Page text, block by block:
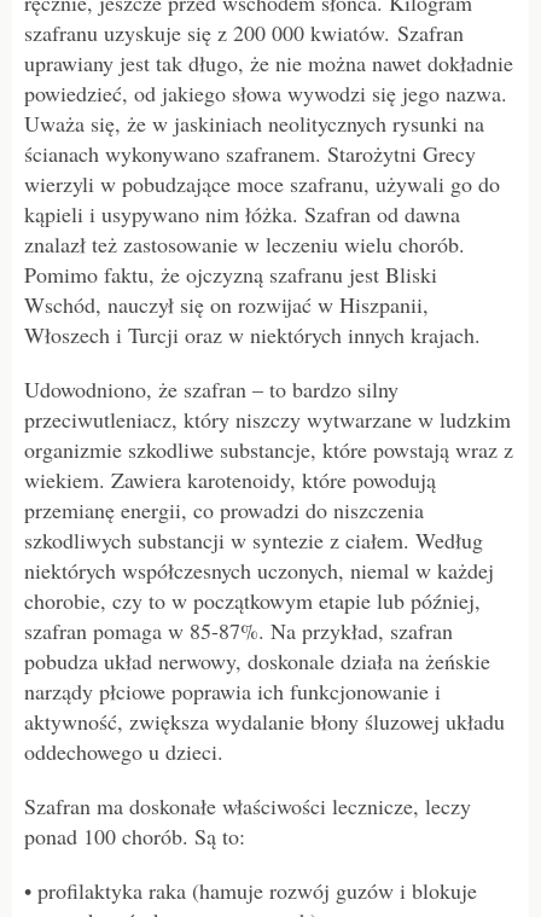
szafranu uzyskuje się z 200 000 kwiatów. Szafran
uprawiany jest tak długo, że ​​nie można nawet dokładnie
powiedzieć, od jakiego słowa wywodzi się jego nazwa.
Uważa się, że w jaskiniach neolitycznych rysunki na
ścianach wykonywano szafranem. Starożytni Grecy
wierzyli w pobudzające moce szafranu, używali go do
kąpieli i usypywano nim łóżka. Szafran od dawna
znalazł też zastosowanie w leczeniu wielu chorób.
Pomimo faktu, że ojczyzną szafranu jest Bliski
Wschód, nauczył się on rozwijać w Hiszpanii,
Włoszech i Turcji oraz w niektórych innych krajach.
Udowodniono, że szafran – to bardzo silny
przeciwutleniacz, który niszczy wytwarzane w ludzkim
organizmie szkodliwe substancje, które powstają wraz z
wiekiem. Zawiera karotenoidy, które powodują
przemianę energii, co prowadzi do niszczenia
szkodliwych substancji w syntezie z ciałem. Według
niektórych współczesnych uczonych, niemal w każdej
chorobie, czy to w początkowym etapie lub później,
szafran pomaga w 85-87%. Na przykład, szafran
pobudza układ nerwowy, doskonale działa na żeńskie
narządy płciowe poprawia ich funkcjonowanie i
aktywność, zwiększa wydalanie błony śluzowej układu
oddechowego u dzieci.
Szafran ma doskonałe właściwości lecznicze, leczy
ponad 100 chorób. Są to:
• profilaktyka raka (hamuje rozwój guzów i blokuje